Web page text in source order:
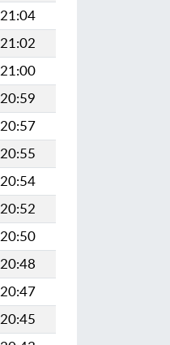
21:04
21:02
21:00
20:59
20:57
20:55
20:54
20:52
20:50
20:48
20:47
20:45